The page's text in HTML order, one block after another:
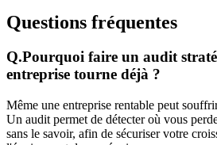
Questions fréquentes
Q.Pourquoi faire un audit
entreprise tourne déjà ?
Même une entreprise rentable peut
Un audit permet de détecter où vous
sans le savoir, afin de sécuriser votre